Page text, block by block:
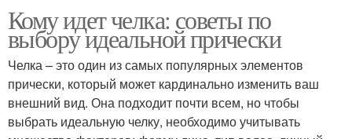
Кому идет челка: советы по
выбору идеальной прически
Челка – это один из самых популярных элементов
прически, который может кардинально изменить ваш
внешний вид. Она подходит почти всем, но чтобы
выбрать идеальную челку, необходимо учитывать